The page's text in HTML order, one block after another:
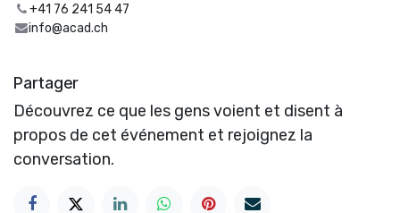
+41 76 241 54 47
info@acad.ch
Partager
Découvrez ce que les gens voient et disent à
propos de cet événement et rejoignez la
conversation.